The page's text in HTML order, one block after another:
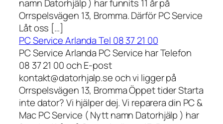
namn Datorhjälp ) har funnits 11 år på
Orrspelsvägen 13, Bromma. Därför PC Service
Låt oss […]
PC Service Arlanda Tel 08 37 21 00
PC Service Arlanda PC Service har Telefon
08 37 21 00 och E-post
kontakt@datorhjalp.se och vi ligger på
Orrspelsvägen 13, Bromma Öppet tider Starta
inte dator? Vi hjälper dej. Vi reparera din PC &
Mac PC Service ( Nytt namn Datorhjälp ) har